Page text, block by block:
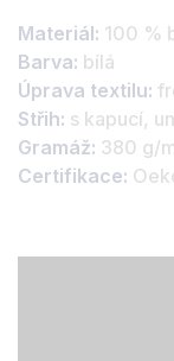
Materiál: 100 %
Barva: bílá
Úprava textilu:
Střih: s kapucí,
Gramáž: 380 g/
Certifikace: